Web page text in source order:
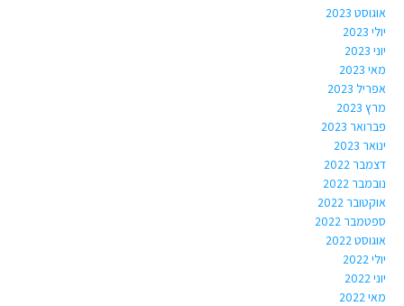
אוגוסט 2023
יולי 2023
יוני 2023
מאי 2023
אפריל 2023
מרץ 2023
פברואר 2023
ינואר 2023
דצמבר 2022
נובמבר 2022
אוקטובר 2022
ספטמבר 2022
אוגוסט 2022
יולי 2022
יוני 2022
מאי 2022